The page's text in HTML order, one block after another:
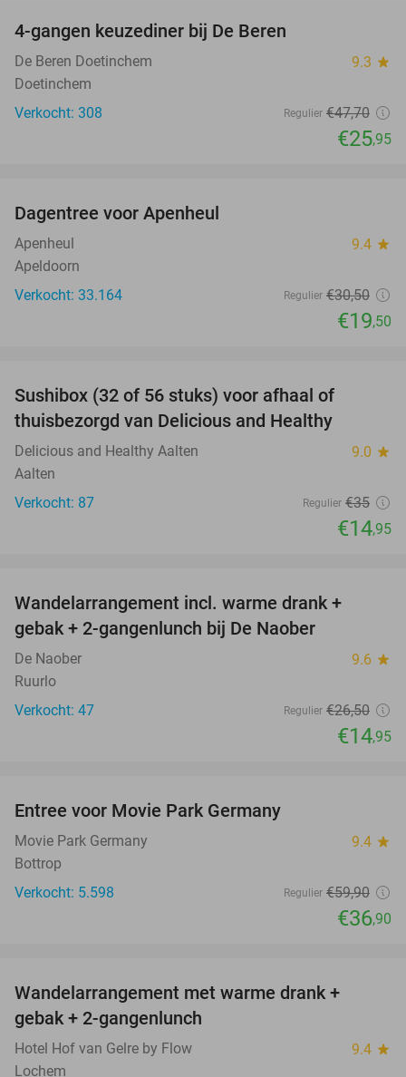
4-gangen keuzediner bij De Beren
De Beren Doetinchem 9.3 star
Doetinchem
Verkocht: 308
Regulier €47,70
€25,95
Dagentree voor Apenheul
Apenheul 9.4 star
Apeldoorn
Verkocht: 33.164
Regulier €30,50
€19,50
Sushibox (32 of 56 stuks) voor afhaal of
thuisbezorgd van Delicious and Healthy
Delicious and Healthy Aalten 9.0 star
Aalten
Verkocht: 87
Regulier €35
€14,95
Wandelarrangement incl. warme drank +
gebak + 2-gangenlunch bij De Naober
De Naober 9.6 star
Ruurlo
Verkocht: 47
Regulier €26,50
€14,95
Entree voor Movie Park Germany
Movie Park Germany 9.4 star
Bottrop
Verkocht: 5.598
Regulier €59,90
€36,90
Wandelarrangement met warme drank +
gebak + 2-gangenlunch
Hotel Hof van Gelre by Flow 9.4 star
Lochem